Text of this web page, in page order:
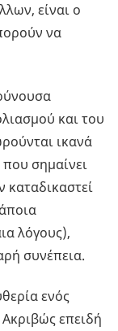
είναι ο
να
και του
ικανά
σημαίνει
καταδικαστεί
λόγους),
συνέπεια.
ενός
επειδή